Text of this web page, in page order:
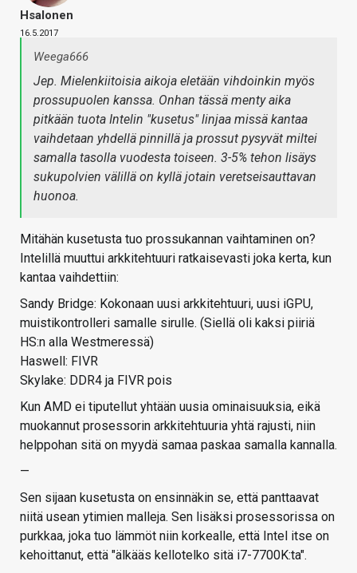
Hsalonen
16.5.2017
Weega666
Jep. Mielenkiitoisia aikoja eletään vihdoinkin myös
prossupuolen kanssa. Onhan tässä menty aika
pitkään tuota Intelin "kusetus" linjaa missä kantaa
vaihdetaan yhdellä pinnillä ja prossut pysyvät miltei
samalla tasolla vuodesta toiseen. 3-5% tehon lisäys
sukupolvien välillä on kyllä jotain veretseisauttavan
huonoa.
Mitähän kusetusta tuo prossukannan vaihtaminen on?
Intelillä muuttui arkkitehtuuri ratkaisevasti joka kerta, kun
kantaa vaihdettiin:
Sandy Bridge: Kokonaan uusi arkkitehtuuri, uusi iGPU,
muistikontrolleri samalle sirulle. (Siellä oli kaksi piiriä
HS:n alla Westmeressä)
Haswell: FIVR
Skylake: DDR4 ja FIVR pois
Kun AMD ei tiputellut yhtään uusia ominaisuuksia, eikä
muokannut prosessorin arkkitehtuuria yhtä rajusti, niin
helppohan sitä on myydä samaa paskaa samalla kannalla.
—
Sen sijaan kusetusta on ensinnäkin se, että panttaavat
niitä usean ytimien malleja. Sen lisäksi prosessorissa on
purkkaa, joka tuo lämmöt niin korkealle, että Intel itse on
kehoittanut, että "älkääs kellotelko sitä i7-7700K:ta".